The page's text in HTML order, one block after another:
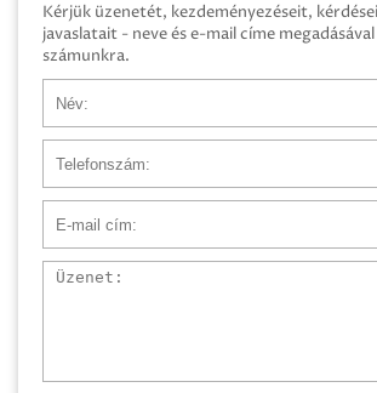
Kérjük üzenetét, kezdeményezéseit,
javaslatait - neve és e-mail címe
számunkra.
Üzenet